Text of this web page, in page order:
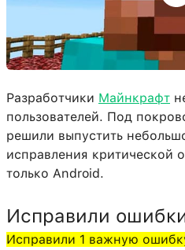
Разработчики Майнкрафт
пользователей. Под
решили выпустить
исправления критической
только Android.
Исправили
Исправили 1 важную